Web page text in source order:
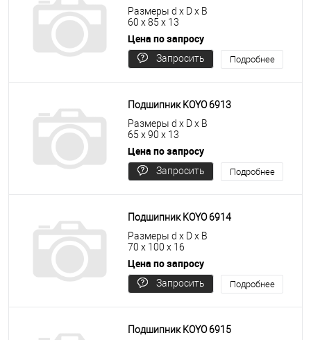
Размеры d x D x B
60 x 85 x 13
Цена по запросу
Запросить
Подробнее
Подшипник KOYO 6913
Размеры d x D x B
65 x 90 x 13
Цена по запросу
Запросить
Подробнее
Подшипник KOYO 6914
Размеры d x D x B
70 x 100 x 16
Цена по запросу
Запросить
Подробнее
Подшипник KOYO 6915